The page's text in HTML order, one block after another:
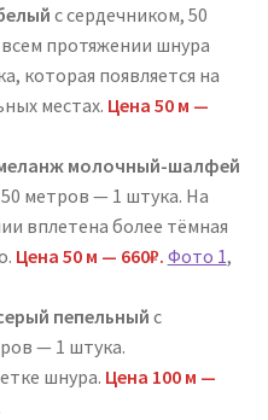
с сердечником, 50
протяжении шнура
которая появляется на
местах. Цена 50 м —
молочный-шалфей
метров — 1 штука. На
вплетена более тёмная
Цена 50 м — 660₽. Фото 1,
пепельный с
— 1 штука.
шнура. Цена 100 м —